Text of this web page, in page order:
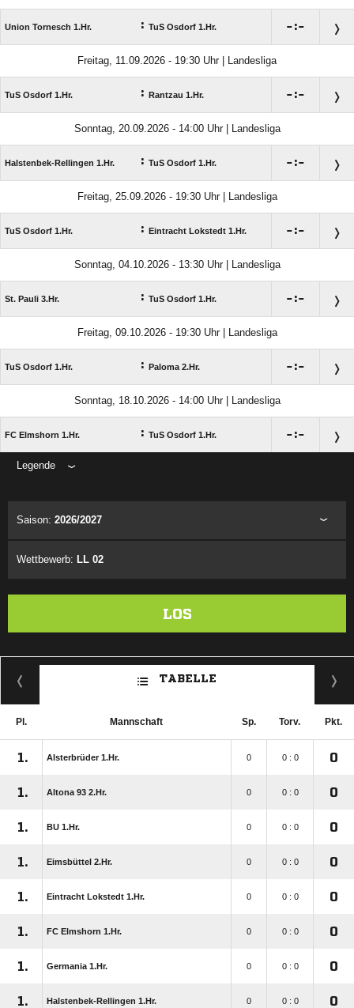
Union Tornesch 1.Hr. : TuS Osdorf 1.Hr. :
Freitag, 11.09.2026 - 19:30 Uhr | Landesliga
TuS Osdorf 1.Hr. : Rantzau 1.Hr. :
Sonntag, 20.09.2026 - 14:00 Uhr | Landesliga
Halstenbek-Rellingen 1.Hr. : TuS Osdorf 1.Hr. :
Freitag, 25.09.2026 - 19:30 Uhr | Landesliga
TuS Osdorf 1.Hr. : Eintracht Lokstedt 1.Hr. :
Sonntag, 04.10.2026 - 13:30 Uhr | Landesliga
St. Pauli 3.Hr. : TuS Osdorf 1.Hr. :
Freitag, 09.10.2026 - 19:30 Uhr | Landesliga
TuS Osdorf 1.Hr. : Paloma 2.Hr. :
Sonntag, 18.10.2026 - 14:00 Uhr | Landesliga
FC Elmshorn 1.Hr. : TuS Osdorf 1.Hr. :
Legende
Saison: 2026/2027
Wettbewerb: LL 02
LOS
TABELLE
Pl. Mannschaft Sp. Torv. Pkt.
1. Alsterbrüder 1.Hr. 0 0 : 0 0
1. Altona 93 2.Hr. 0 0 : 0 0
1. BU 1.Hr. 0 0 : 0 0
1. Eimsbüttel 2.Hr. 0 0 : 0 0
1. Eintracht Lokstedt 1.Hr. 0 0 : 0 0
1. FC Elmshorn 1.Hr. 0 0 : 0 0
1. Germania 1.Hr. 0 0 : 0 0
1. Halstenbek-Rellingen 1.Hr. 0 0 : 0 0